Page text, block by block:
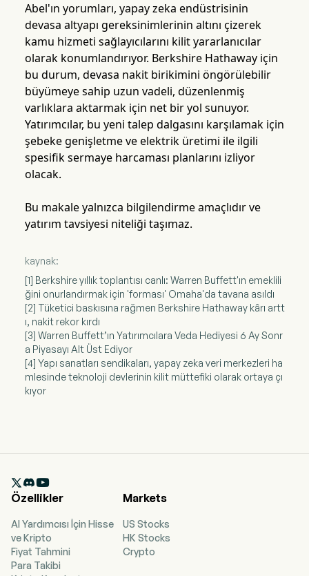
Abel'ın yorumları, yapay zeka endüstrisinin
devasa altyapı gereksinimlerinin altını çizerek
kamu hizmeti sağlayıcılarını kilit yararlanıcılar
olarak konumlandırıyor. Berkshire Hathaway için
bu durum, devasa nakit birikimini öngörülebilir
büyümeye sahip uzun vadeli, düzenlenmiş
varlıklara aktarmak için net bir yol sunuyor.
Yatırımcılar, bu yeni talep dalgasını karşılamak için
şebeke genişletme ve elektrik üretimi ile ilgili
spesifik sermaye harcaması planlarını izliyor
olacak.
Bu makale yalnızca bilgilendirme amaçlıdır ve
yatırım tavsiyesi niteliği taşımaz.
kaynak:
[1] Berkshire yıllık toplantısı canlı: Warren Buffett'ın emeklili
ğini onurlandırmak için 'forması' Omaha'da tavana asıldı
[2] Tüketici baskısına rağmen Berkshire Hathaway kârı artt
ı, nakit rekor kırdı
[3] Warren Buffett’ın Yatırımcılara Veda Hediyesi 6 Ay Sonr
a Piyasayı Alt Üst Ediyor
[4] Yapı sanatları sendikaları, yapay zeka veri merkezleri ha
mlesinde teknoloji devlerinin kilit müttefiki olarak ortaya çı
kıyor

Özellikler
AI Yardımcısı İçin Hisse
ve Kripto
Fiyat Tahmini
Para Takibi
Markets
US Stocks
HK Stocks
Crypto